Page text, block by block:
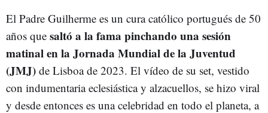
El Padre Guilherme es un cura católico portugués de 50
años que saltó a la fama pinchando una sesión
matinal en la Jornada Mundial de la Juventud
(JMJ) de Lisboa de 2023. El vídeo de su set, vestido
con indumentaria eclesiástica y alzacuellos, se hizo viral
y desde entonces es una celebridad en todo el planeta, a